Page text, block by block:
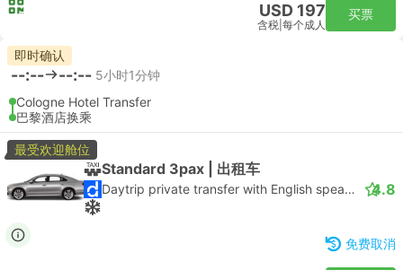
USD 197
含税 每个成人
买票
即时确认
--:-- --:-- 5小时1分钟
Cologne Hotel Transfer
巴黎酒店换乘
最受欢迎舱位
Standard 3pax | 出租车
Daytrip private transfer with English speaking driver 4.8
免费取消